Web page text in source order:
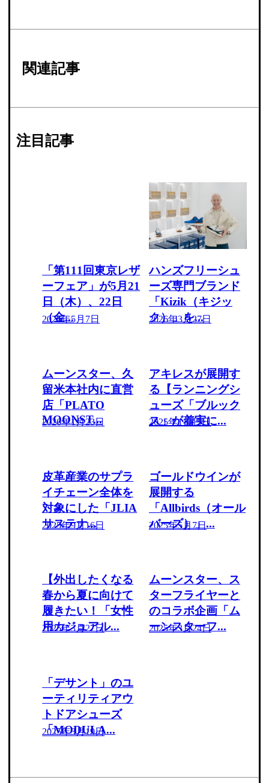
関連記事
注目記事
「第111回東京レザ
ーフェア」が5月21
日（木）、22日
（金...
2026年5月7日
ハンズフリーシュ
ーズ専門ブランド
「Kizik（キジッ
ク）」を...
2026年3月27日
ムーンスター、久
留米本社内に直営
店「PLATO
MOONST...
2026年1月23日
アキレスが展開す
る【ランニングシ
ューズ「ブルック
ス」が着実に...
2025年11月5日
皮革産業のサプラ
イチェーン全体を
対象にした「JLIA
サステナ...
2025年9月16日
ゴールドウインが
展開する
「Allbirds（オール
バーズ）」...
2025年5月7日
【外出したくなる
春から夏に向けて
履きたい！「女性
用カジュアル...
2025年3月27日
ムーンスター、ス
ターフライヤーと
のコラボ企画「ム
ーンスターフ...
2025年3月24日
「デサント」のユ
ーティリティアウ
トドアシューズ
「MODULA...
2025年3月19日